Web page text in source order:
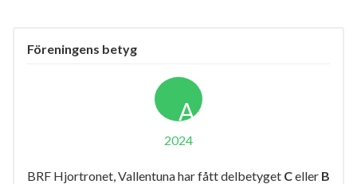
Föreningens betyg
A
2024
BRF Hjortronet, Vallentuna har fått delbetyget Celler B